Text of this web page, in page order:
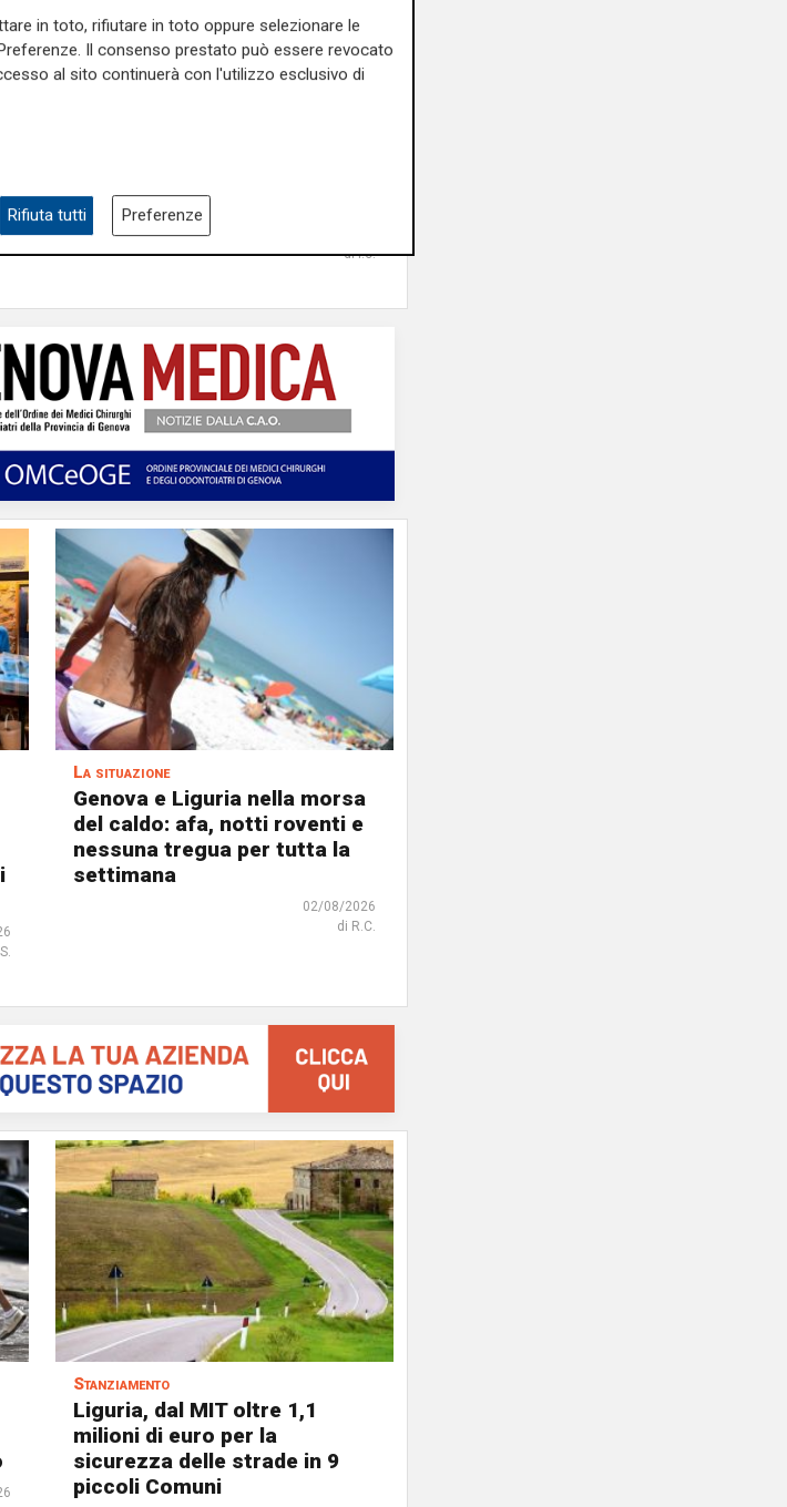
Kermesse
nostra comunità"
di r.c.
La situazione
Genova e Liguria nella morsa
del caldo: afa, notti roventi e
nessuna tregua per tutta la
settimana
02/08/2026
di R.C.
Stanziamento
Liguria, dal MIT oltre 1,1
milioni di euro per la
sicurezza delle strade in 9
piccoli Comuni
in toto, rifiutare in toto oppure selezionare le
Il consenso prestato può essere revocato
al sito continuerà con l'utilizzo esclusivo di
Rifiuta tutti Preferenze